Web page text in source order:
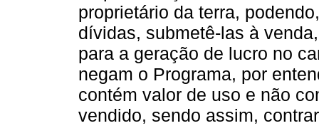
proprietário da terra,
dívidas, submetê-las à
para a geração de lucro no
negam o Programa, por
contém valor de uso e não
vendido, sendo assim,